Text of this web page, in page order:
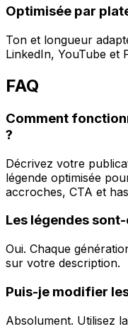
Optimisée par
Ton et longueur
LinkedIn, YouTube et
FAQ
Comment
?
Décrivez votre
légende optimisée
accroches, CTA et
Les légendes
Oui. Chaque
sur votre description.
Puis-je modifier
Absolument. Utilisez